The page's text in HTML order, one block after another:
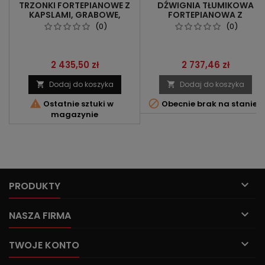
TRZONKI FORTEPIANOWE Z
KAPSLAMI, GRABOWE,
WAŁECZEK Ø 10 MM,
ZWĘŻANE W DYSZKANCIE
(0)
Cena
2 435,50 zł
 Dodaj do koszyka
 Ostatnie sztuki w
magazynie
DŹWIGNIA TŁUMIKOWA
FORTEPIANOWA Z
JĘZYCZKIEM DO
SOSTENUTO` KOMPLET
(0)
Cena
2 737,46 zł
 Dodaj do koszyka
 Obecnie brak na stanie
PRODUKTY 
NASZA FIRMA 
TWOJE KONTO 